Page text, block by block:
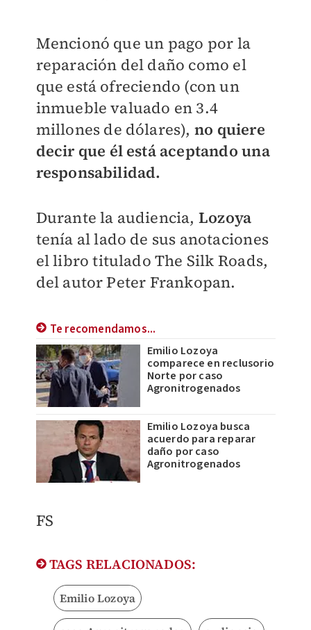
Mencionó que un pago por la
reparación del daño como el
que está ofreciendo (con un
inmueble valuado en 3.4
millones de dólares), no quiere
decir que él está aceptando una
responsabilidad.
Durante la audiencia, Lozoya
tenía al lado de sus anotaciones
el libro titulado The Silk Roads,
del autor Peter Frankopan.
Te recomendamos...
Emilio Lozoya
comparece en reclusorio
Norte por caso
Agronitrogenados
Emilio Lozoya busca
acuerdo para reparar
daño por caso
Agronitrogenados
FS
TAGS RELACIONADOS:
Emilio Lozoya